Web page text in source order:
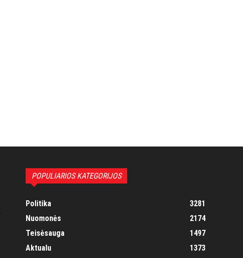
POPULIARIOS KATEGORIJOS
Politika
3281
Nuomonės
2174
Teisėsauga
1497
Aktualu
1373